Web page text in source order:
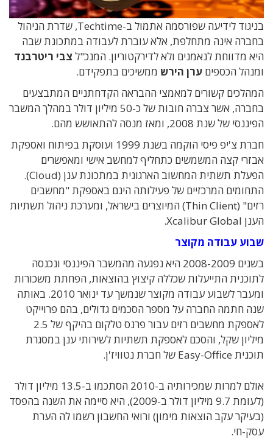
בניגוד לידיעה שפורסמה אתמול ב-Techtime, שדרת הניהול
בחברה אינה מתחלפת, אלא עוברת לעבודה במתכונת שבה
היא מדווחת לנאמנים ולא לדירקטוריון. המנכ"ל צבי ריטרבנד
ומנהל הכספים ערן הירש ממשיכים בתפקידם.
המהלכים קשורים למאמצי ההבראה הקדחתניים המתבצעים
בחברה, אשר צברה חובות של כ-50 מיליון דולר במהלך המשבר
הפיננסי של שנת 2008, ומאז מנסה להתאושש מהם.
חברת צ'יפ פיסי הוקמה בשנת 1999 ועוסקת בפיתוח ואספקת
אבזרי קצה המשמשים כתחליף למחשב אישי ומאפשרים
הפעלת תשתית המחשוב הארגונית במתכונת ענן (Cloud).
התחומים המרכזיים של פעילותה הינם באספקת "מחשבים
רזים" (Thin Client) המיוצרים בישראל, ומערכת ניהול תשתיות
הענן Xcalibur Global.
שבוע עבודה מקוצר
בשנים 2008-2009 היא נפגעה מהמשבר הפיננסי ונכנסה
לתוכנית התייעלות שכללה קיצוץ בהוצאות, הפחתת משכורות
ומעבר לשבוע עבודה מקוצר שנמשך עד ינואר 2010. באותה
שנה חתמה החברה על מספר הסכמים גדולים, בהם פרוייקט
לאספקת מחשבים רזים עבור פרנס טלקום בהיקף של 2.5
מיליון שקל, והסכם לאספקת תשתיות לשירותי ענן במסגרת
תוכנית Easy-Office של חברת נטוויז'ן.
אולם למרות שמכירותיה ב-2010 הסתכמו ב-13.5 מיליון דולר
(לעומת 9.7 מיליון דולר ב-2009), היא סיימה את השנה בהפסד
(בעיקר עקב הוצאות מימון) ורואי החשבון רשמו לה הערת
עסק-חי.